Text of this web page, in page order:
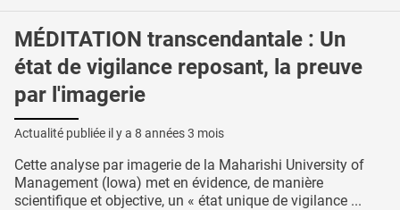
MÉDITATION transcendantale : Un
état de vigilance reposant, la preuve
par l'imagerie
Actualité publiée il y a 8 années 3 mois
Cette analyse par imagerie de la Maharishi University of
Management (Iowa) met en évidence, de manière
scientifique et objective, un « état unique de vigilance ...